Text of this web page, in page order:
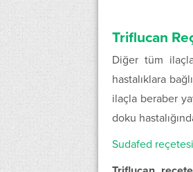
Triflucan
Diğer tüm
hastalıklara
ilaçla beraber
doku
Sudafed